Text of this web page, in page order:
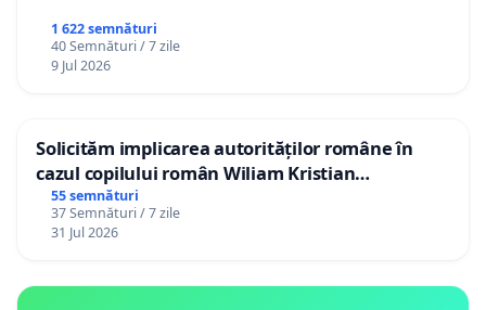
1 622 semnături
40 Semnături / 7 zile
9 Jul 2026
Solicităm implicarea autorităților române în
cazul copilului român Wiliam Kristian
Gheorghe, aflat în plasament în Danemarca de
12 ani
55 semnături
37 Semnături / 7 zile
31 Jul 2026